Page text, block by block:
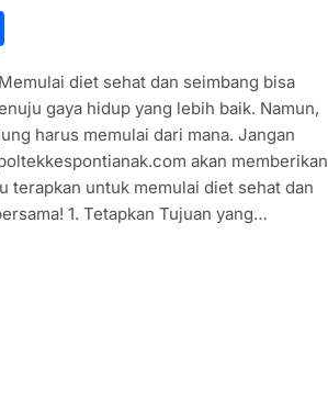
diet sehat dan seimbang bisa
gaya hidup yang lebih baik. Namun,
harus memulai dari mana. Jangan
akan memberikan
terapkan untuk memulai diet sehat dan
1. Tetapkan Tujuan yang…